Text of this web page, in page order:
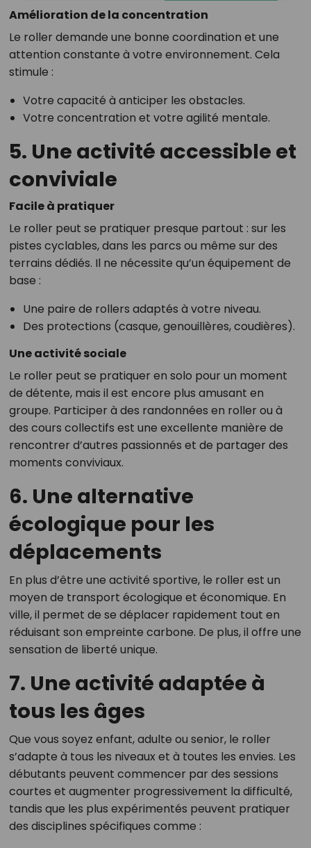
Amélioration de la concentration
Le roller demande une bonne coordination et une
attention constante à votre environnement. Cela
stimule :
Votre capacité à anticiper les obstacles.
Votre concentration et votre agilité mentale.
5. Une activité accessible et
conviviale
Facile à pratiquer
Le roller peut se pratiquer presque partout : sur les
pistes cyclables, dans les parcs ou même sur des
terrains dédiés. Il ne nécessite qu’un équipement de
base :
Une paire de rollers adaptés à votre niveau.
Des protections (casque, genouillères, coudières).
Une activité sociale
Le roller peut se pratiquer en solo pour un moment
de détente, mais il est encore plus amusant en
groupe. Participer à des randonnées en roller ou à
des cours collectifs est une excellente manière de
rencontrer d’autres passionnés et de partager des
moments conviviaux.
6. Une alternative
écologique pour les
déplacements
En plus d’être une activité sportive, le roller est un
moyen de transport écologique et économique. En
ville, il permet de se déplacer rapidement tout en
réduisant son empreinte carbone. De plus, il offre une
sensation de liberté unique.
7. Une activité adaptée à
tous les âges
Que vous soyez enfant, adulte ou senior, le roller
s’adapte à tous les niveaux et à toutes les envies. Les
débutants peuvent commencer par des sessions
courtes et augmenter progressivement la difficulté,
tandis que les plus expérimentés peuvent pratiquer
des disciplines spécifiques comme :